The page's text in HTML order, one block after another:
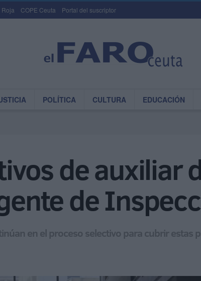
Roja COPE Ceuta Portal del suscriptor
POLÍTICA CULTURA EDUCACIÓN
de auxiliar
de
en el proceso selectivo para cubrir estas